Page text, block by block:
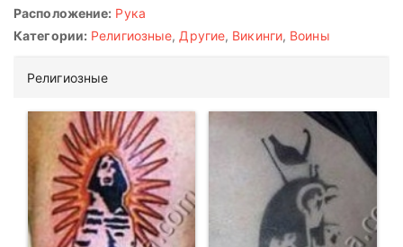
Расположение: Рука
Категории: Религиозные, Другие, Викинги, Воины
Религиозные